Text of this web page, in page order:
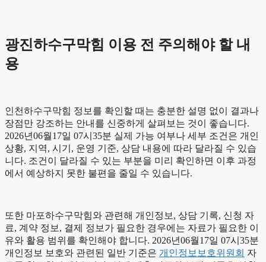
광진하수구막힘 이용 전 주의해야 할 내
용
인천하수구막힘 정보를 확인할 때는 충분한 설명 없이 결과나
장점만 강조하는 안내를 신중하게 살펴보는 것이 좋습니다.
2026년06월17일 07시35분 실제 가능 여부나 세부 조건은 개인
상황, 지역, 시기, 운영 기준, 상담 내용에 따라 달라질 수 있습
니다. 조건이 달라질 수 있는 부분을 미리 확인하면 이후 과정
에서 예상하지 못한 불편을 줄일 수 있습니다.
또한 마포하수구막힘와 관련해 개인정보, 상담 기록, 신청 자
료, 계약 정보, 결제 정보가 필요한 경우에는 자료가 필요한 이
유와 활용 범위를 확인해야 합니다. 2026년06월17일 07시35분
개인정보 보호와 관련된 일반 기준은 개인정보보호위원회 자